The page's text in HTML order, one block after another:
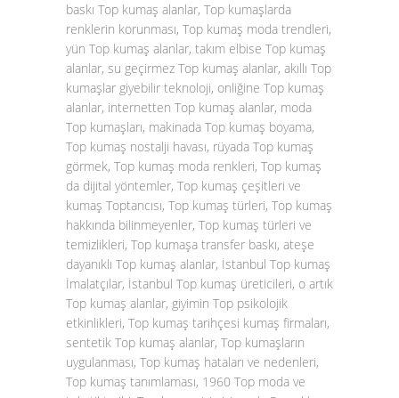
baskı Top kumaş alanlar, Top kumaşlarda
renklerin korunması, Top kumaş moda trendleri,
yün Top kumaş alanlar, takım elbise Top kumaş
alanlar, su geçirmez Top kumaş alanlar, akıllı Top
kumaşlar giyebilir teknoloji, onliğine Top kumaş
alanlar, internetten Top kumaş alanlar, moda
Top kumaşları, makinada Top kumaş boyama,
Top kumaş nostalji havası, rüyada Top kumaş
görmek, Top kumaş moda renkleri, Top kumaş
da dijital yöntemler, Top kumaş çeşitleri ve
kumaş Toptancısı, Top kumaş türleri, Top kumaş
hakkında bilinmeyenler, Top kumaş türleri ve
temizlikleri, Top kumaşa transfer baskı, ateşe
dayanıklı Top kumaş alanlar, İstanbul Top kumaş
İmalatçılar, İstanbul Top kumaş üreticileri, o artık
Top kumaş alanlar, giyimin Top psikolojik
etkinlikleri, Top kumaş tarihçesi kumaş firmaları,
sentetik Top kumaş alanlar, Top kumaşların
uygulanması, Top kumaş hataları ve nedenleri,
Top kumaş tanımlaması, 1960 Top moda ve